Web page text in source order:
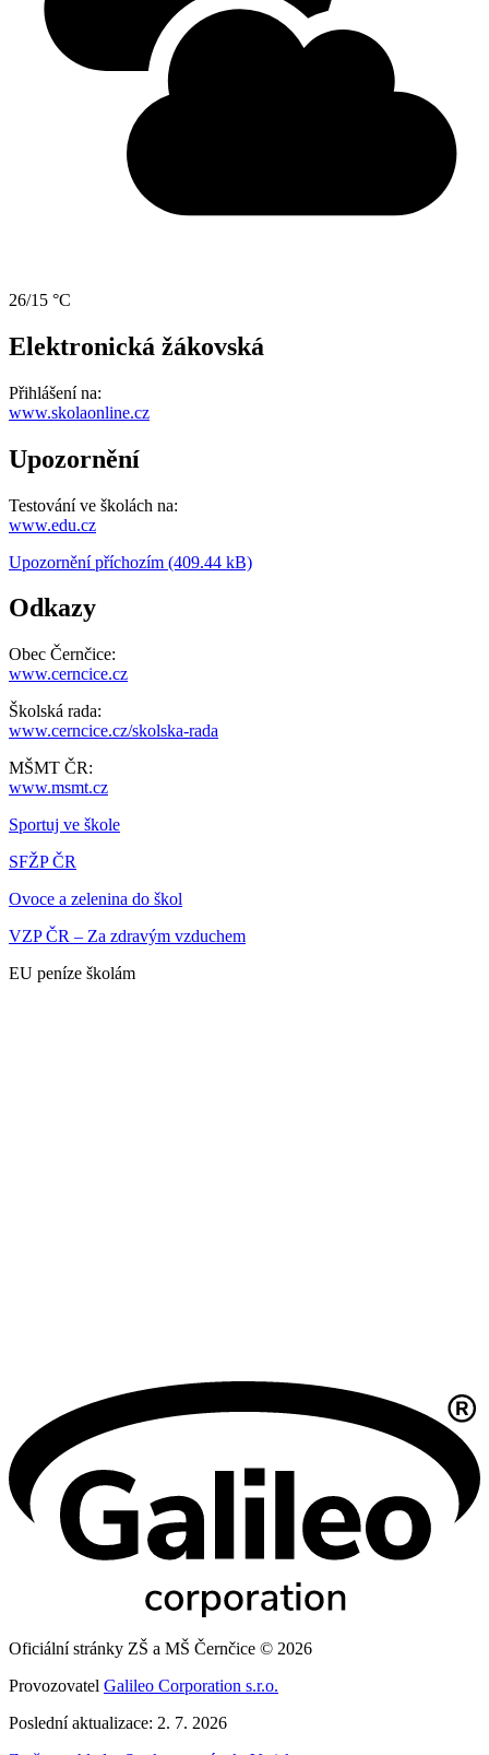
26/15 °C
Elektronická žákovská
Přihlášení na:
www.skolaonline.cz
Upozornění
Testování ve školách na:
www.edu.cz
Upozornění příchozím (409.44 kB)
Odkazy
Obec Černčice:
www.cerncice.cz
Školská rada:
www.cerncice.cz/skolska-rada
MŠMT ČR:
www.msmt.cz
Sportuj ve škole
SFŽP ČR
Ovoce a zelenina do škol
VZP ČR – Za zdravým vzduchem
EU peníze školám
Oficiální stránky ZŠ a MŠ Černčice © 2026
Provozovatel Galileo Corporation s.r.o.
Poslední aktualizace: 2. 7. 2026